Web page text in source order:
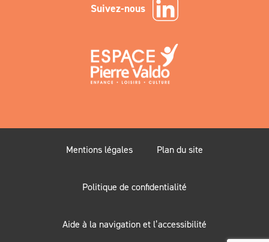
Suivez-nous
Mentions légales Plan du site
Politique de confidentialité
Aide à la navigation et l’accessibilité